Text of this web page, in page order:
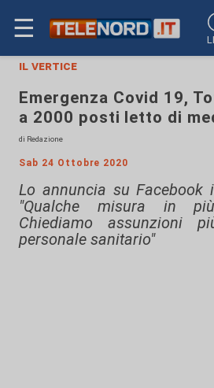
☰
il vertice
Emergenza Covid 19,
a 2000 posti letto di
di Redazione
Sab 24 Ottobre 2020
Lo annuncia su Facebook
"Qualche misura in
Chiediamo assunzioni
personale sanitario"